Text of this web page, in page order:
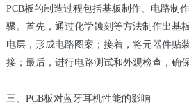
PCB板的制造过程包括基板制作、电路制
骤。首先，通过化学蚀刻等方法制作出基
电层，形成电路图案；接着，将元器件贴
接；最后，进行电路测试和外观检查，确
三、PCB板对蓝牙耳机性能的影响